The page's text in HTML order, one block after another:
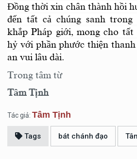
Đồng thời xin chân thành hồi
đến tất cả chúng sanh
khắp Pháp giới, mong cho
hỷ với phần phước thiện thanh
an vui lâu dài.
Trong tâm từ
Tâm Tịnh
Tác giả: Tâm Tịnh
Tags bát chánh đạo